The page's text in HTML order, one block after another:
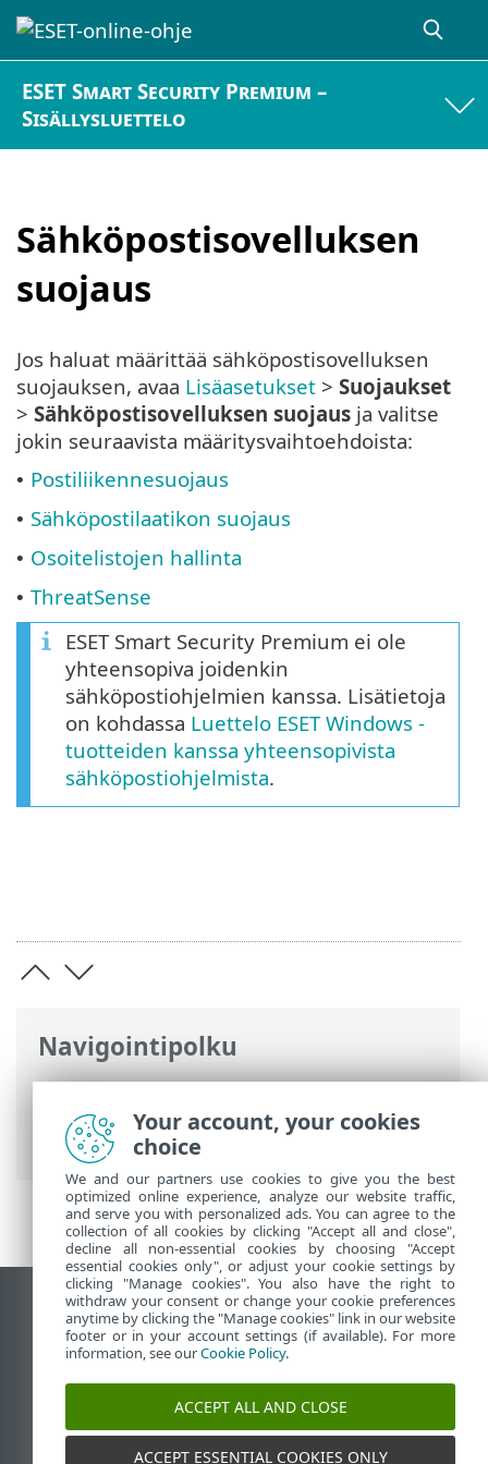
ESET Smart Security Premium –
Sisällysluettelo
Sähköpostisovelluksen
suojaus
Navigointipolku
ESET-online-ohje>ESET Smart Security
Premium
>Lisäasetukset >Suojaukset>
Sähköpostisovelluksen suojaus
Jos haluat määrittää sähköpostisovelluksen
suojauksen, avaa Lisäasetukset > Suojaukset
> Sähköpostisovelluksen suojaus ja valitse
jokin seuraavista määritysvaihtoehdoista:
• Postiliikennesuojaus
• Sähköpostilaatikon suojaus
• Osoitelistojen hallinta
• ThreatSense
ESET Smart Security Premium ei ole
yhteensopiva joidenkin
sähköpostiohjelmien kanssa. Lisätietoja
on kohdassa Luettelo ESET Windows -
tuotteiden kanssa yhteensopivista
sähköpostiohjelmista.
Näytä tietokonesivusto
End of Life
ESET-tietämyskanta
ESET-foorumi
ESET Status Portal
Alueellinen tuki
Your account, your cookies
choice
We and our partners use cookies to give you the best
optimized online experience, analyze our website traffic,
and serve you with personalized ads. You can agree to the
collection of all cookies by clicking "Accept all and close",
decline all non-essential cookies by choosing "Accept
essential cookies only", or adjust your cookie settings by
clicking "Manage cookies". You also have the right to
withdraw your consent or change your cookie preferences
anytime by clicking the "Manage cookies" link in our website
footer or in your account settings (if available). For more
information, see ourCookie Policy.
ACCEPT ALL AND CLOSE
ACCEPT ESSENTIAL COOKIES ONLY